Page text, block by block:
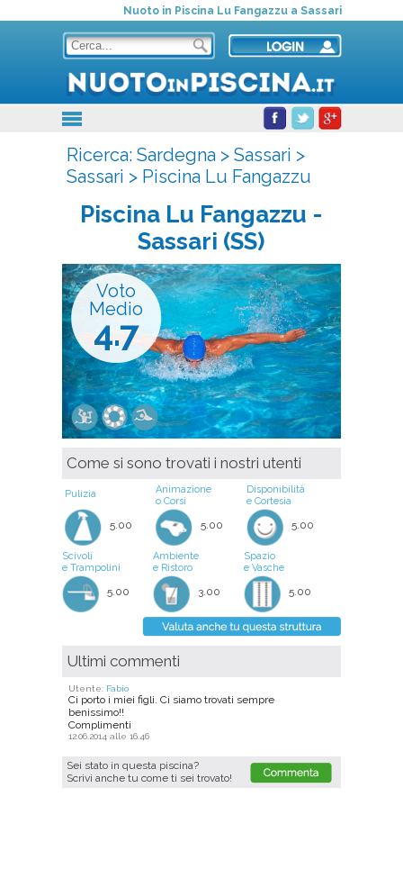
Nuoto in Piscina Lu Fangazzu a Sassari
Ricerca: Sardegna> Sassari >
Sassari > Piscina Lu Fangazzu
Piscina Lu Fangazzu -
Sassari (SS)
Voto
Medio
4.7
Come si sono trovati i nostri utenti
Pulizia
5.00
Animazione
o Corsi
5.00
Disponibilità
e Cortesia
5.00
Scivoli
e Trampolini
5.00
Ambiente
e Ristoro
3.00
Spazio
e Vasche
5.00
Ultimi commenti
Utente: Fabio
Ci porto i miei figli. Ci siamo trovati sempre
benissimo!!
Complimenti
12.06.2014 alle 16.46
Sei stato in questa piscina?
Scrivi anche tu come ti sei trovato!